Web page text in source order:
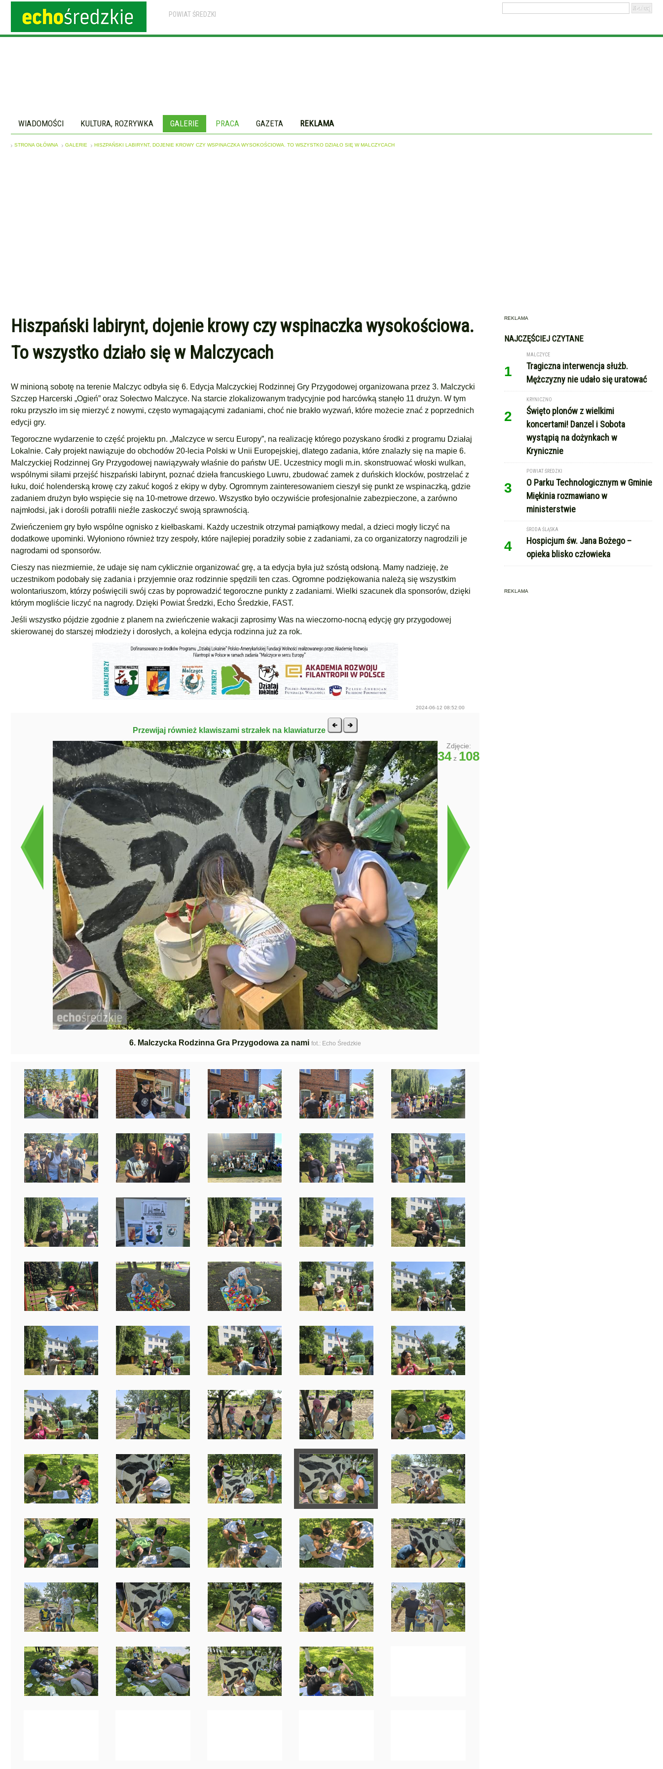
POWIAT ŚREDZKI
WIADOMOŚCI KULTURA, ROZRYWKA GALERIE PRACA GAZETA REKLAMA
STRONA GŁÓWNA GALERIE HISZPAŃSKI LABIRYNT, DOJENIE KROWY CZY WSPINACZKA WYSOKOŚCIOWA. TO WSZYSTKO DZIAŁO SIĘ W MALCZYCACH
Hiszpański labirynt, dojenie krowy czy wspinaczka wysokościowa.
To wszystko działo się w Malczycach
W minioną sobotę na terenie Malczyc odbyła się 6. Edycja Malczyckiej Rodzinnej Gry Przygodowej organizowana przez 3. Malczycki
Szczep Harcerski „Ogień” oraz Sołectwo Malczyce. Na starcie zlokalizowanym tradycyjnie pod harcówką stanęło 11 drużyn. W tym
roku przyszło im się mierzyć z nowymi, często wymagającymi zadaniami, choć nie brakło wyzwań, które możecie znać z poprzednich
edycji gry.
Tegoroczne wydarzenie to część projektu pn. „Malczyce w sercu Europy”, na realizację którego pozyskano środki z programu Działaj
Lokalnie. Cały projekt nawiązuje do obchodów 20-lecia Polski w Unii Europejskiej, dlatego zadania, które znalazły się na mapie 6.
Malczyckiej Rodzinnej Gry Przygodowej nawiązywały właśnie do państw UE. Uczestnicy mogli m.in. skonstruować włoski wulkan,
wspólnymi siłami przejść hiszpański labirynt, poznać dzieła francuskiego Luwru, zbudować zamek z duńskich klocków, postrzelać z
łuku, doić holenderską krowę czy zakuć kogoś z ekipy w dyby. Ogromnym zainteresowaniem cieszył się punkt ze wspinaczką, gdzie
zadaniem drużyn było wspięcie się na 10-metrowe drzewo. Wszystko było oczywiście profesjonalnie zabezpieczone, a zarówno
najmłodsi, jak i dorośli potrafili nieźle zaskoczyć swoją sprawnością.
Zwieńczeniem gry było wspólne ognisko z kiełbaskami. Każdy uczestnik otrzymał pamiątkowy medal, a dzieci mogły liczyć na
dodatkowe upominki. Wyłoniono również trzy zespoły, które najlepiej poradziły sobie z zadaniami, za co organizatorzy nagrodzili je
nagrodami od sponsorów.
Cieszy nas niezmiernie, że udaje się nam cyklicznie organizować grę, a ta edycja była już szóstą odsłoną. Mamy nadzieję, że
uczestnikom podobały się zadania i przyjemnie oraz rodzinnie spędzili ten czas. Ogromne podziękowania należą się wszystkim
wolontariuszom, którzy poświęcili swój czas by poprowadzić tegoroczne punkty z zadaniami. Wielki szacunek dla sponsorów, dzięki
którym mogliście liczyć na nagrody. Dzięki Powiat Średzki, Echo Średzkie, FAST.
Jeśli wszystko pójdzie zgodnie z planem na zwieńczenie wakacji zaprosimy Was na wieczorno-nocną edycję gry przygodowej
skierowanej do starszej młodzieży i dorosłych, a kolejna edycja rodzinna już za rok.
2024-06-12 08:52:00
Przewijaj również klawiszami strzałek na klawiaturze
6. Malczycka Rodzinna Gra Przygodowa za nami fot.: Echo Średzkie
Zdjęcie:
34z 108
REKLAMA
NAJCZĘŚCIEJ CZYTANE
1
MALCZYCE
Tragiczna interwencja służb.
Mężczyzny nie udało się uratować
2
KRYNICZNO
Święto plonów z wielkimi
koncertami! Danzel i Sobota
wystąpią na dożynkach w
Krynicznie
3
POWIAT ŚREDZKI
O Parku Technologicznym w Gminie
Miękinia rozmawiano w
ministerstwie
4
ŚRODA ŚLĄSKA
Hospicjum św. Jana Bożego –
opieka blisko człowieka
REKLAMA